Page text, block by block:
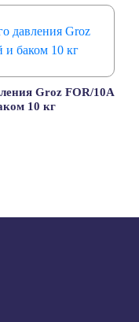
Groz FOR/10A
10 кг